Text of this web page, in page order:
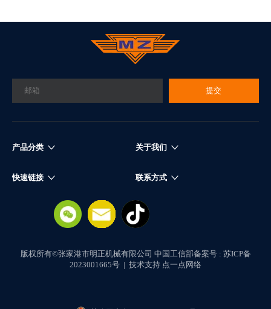
提交
产品分类 关于我们
快速链接 联系方式
版权所有©张家港市明正机械有限公司 中国工信部备案号 : 苏ICP备
2023001665号 | 技术支持 点一点网络